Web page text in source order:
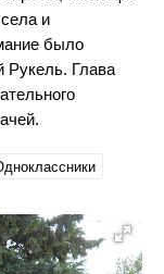
и
было
Рукель. Глава